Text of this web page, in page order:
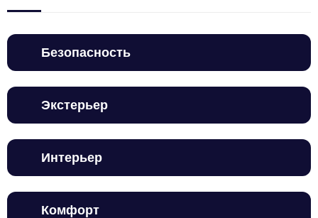
Безопасность
Экстерьер
Интерьер
Комфорт